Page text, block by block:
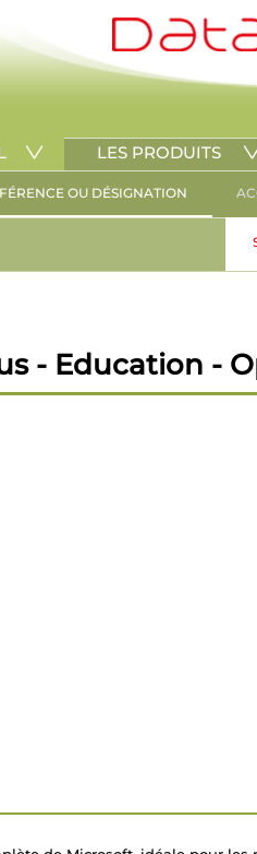
LES PRODUITS
OU DÉSIGNATION
- Education -